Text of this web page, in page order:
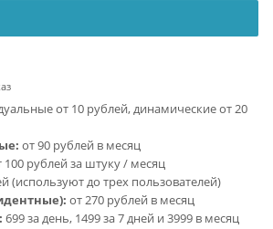
от 10 рублей, динамические от 20
от 90 рублей в месяц
100 рублей за штуку / месяц
(используют до трех пользователей)
от 270 рублей в месяц
699 за день, 1499 за 7 дней и 3999 в месяц